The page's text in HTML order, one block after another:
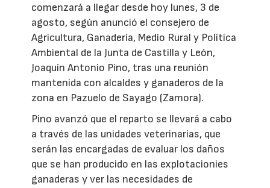
comenzará a llegar desde hoy lunes, 3 de
agosto, según anunció el consejero de
Agricultura, Ganadería, Medio Rural y Política
Ambiental de la Junta de Castilla y León,
Joaquín Antonio Pino, tras una reunión
mantenida con alcaldes y ganaderos de la
zona en Pazuelo de Sayago (Zamora).
Pino avanzó que el reparto se llevará a cabo
a través de las unidades veterinarias, que
serán las encargadas de evaluar los daños
que se han producido en las explotacionies
ganaderas y ver las necesidades de